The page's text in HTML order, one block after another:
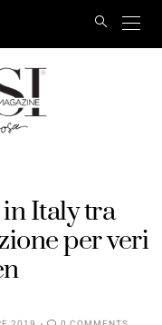
Italy tra
per veri